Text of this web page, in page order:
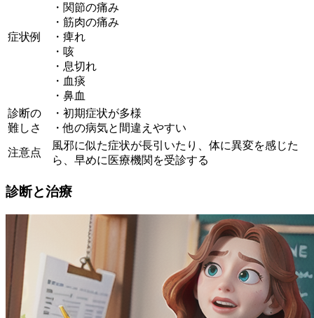
症状例
・関節の痛み
・筋肉の痛み
・痺れ
・咳
・息切れ
・血痰
・鼻血
診断の
難しさ
・初期症状が多様
・他の病気と間違えやすい
注意点
風邪に似た症状が長引いたり、体に異変を感じた
ら、早めに医療機関を受診する
診断と治療